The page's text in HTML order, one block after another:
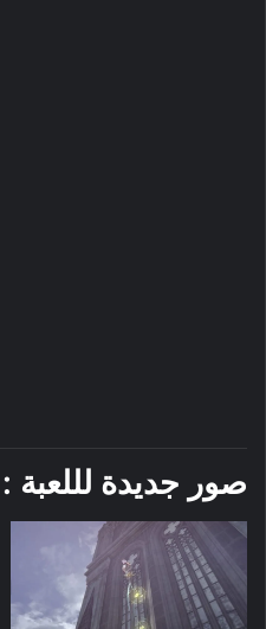
صور جديدة لللعبة :